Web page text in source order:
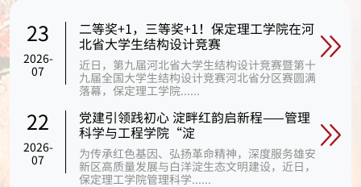
23
2026-
07
二等奖+1，三等奖+1！保定理工学院在河
北省大学生结构设计竞赛
近日，第九届河北省大学生结构设计竞赛暨第十
九届全国大学生结构设计竞赛河北省分区赛圆满
落幕，保定理工学院......
22
2026-
07
党建引领践初心 淀畔红韵启新程——管理
科学与工程学院“淀
为传承红色基因、弘扬革命精神，深度服务雄安
新区高质量发展与白洋淀生态文明建设，近日，
保定理工学院管理科学......